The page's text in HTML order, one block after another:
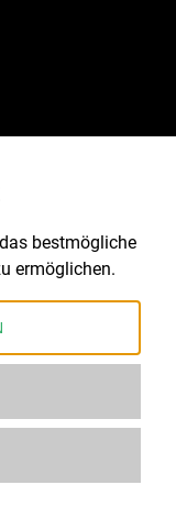
bestmögliche
ermöglichen.